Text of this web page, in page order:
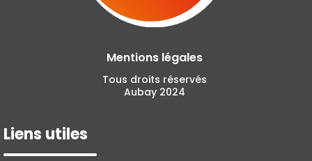
Mentions légales
Tous droits réservés
Aubay 2024
Liens utiles